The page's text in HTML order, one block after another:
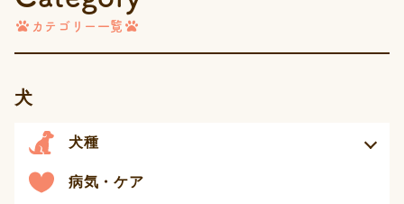
カテゴリー一覧
犬
犬種
病気・ケア